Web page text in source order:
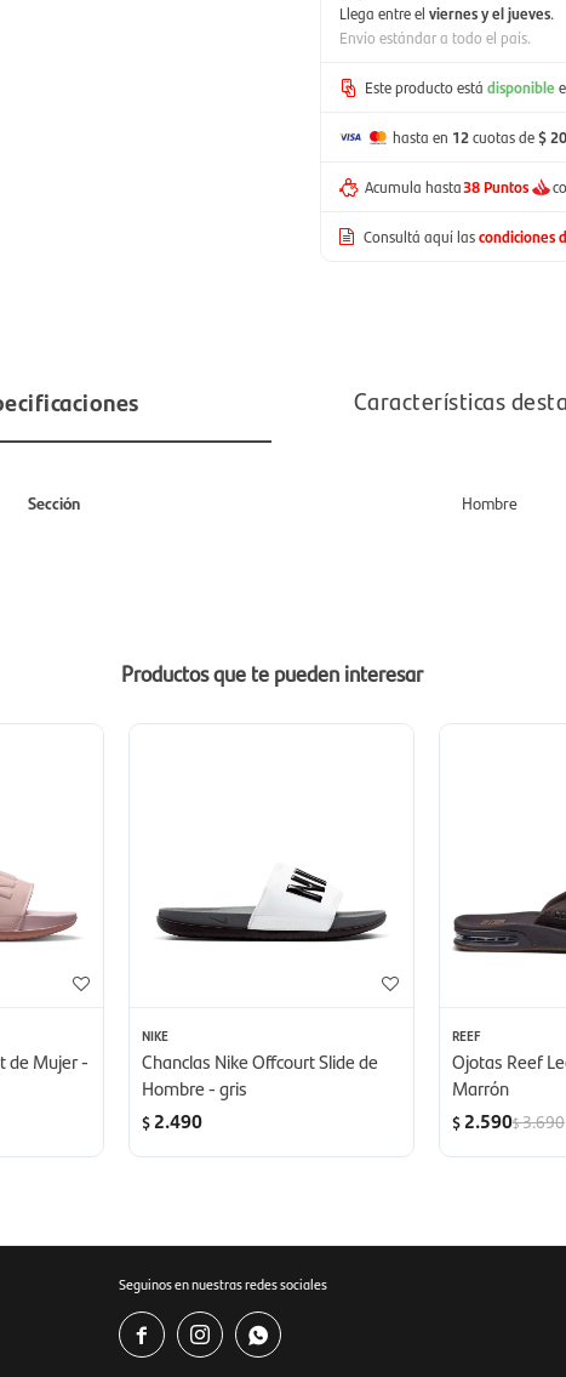
Llega entre el viernes y el jueves.
Envío estándar a todo el país.
Este producto está disponible
hasta en 12cuotas de$
Acumula hasta38 Puntos
Consultá aquí lascondiciones
Características
Sección Hombre
Productos que te pueden interesar
de Mujer -
NIKE
Chanclas Nike Offcourt Slide de
Hombre - gris
$2.490
REEF
Ojotas Reef
Marrón
$2.590$3.690
Seguinos en nuestras redes sociales
  